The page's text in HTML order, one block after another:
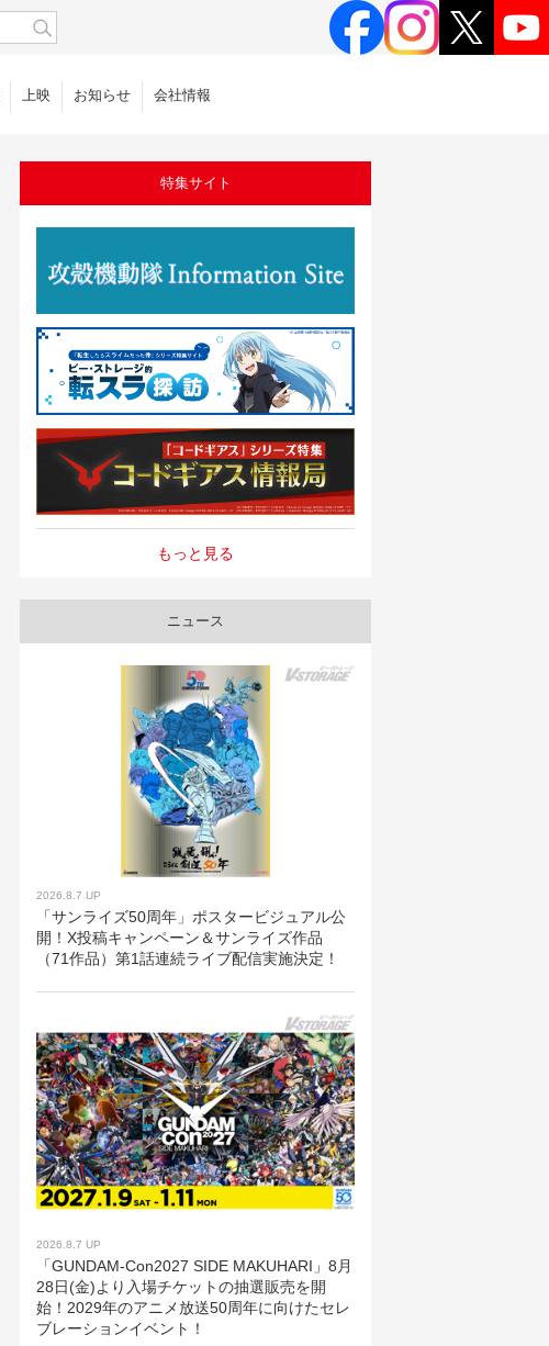
上映 お知らせ 会社情報
特集サイト
もっと見る
ニュース
2026.8.7 UP
「サンライズ50周年」ポスタービジュアル公
開！X投稿キャンペーン＆サンライズ作品
（71作品）第1話連続ライブ配信実施決定！
2026.8.7 UP
「GUNDAM-Con2027 SIDE MAKUHARI」8月
28日(金)より入場チケットの抽選販売を開
始！2029年のアニメ放送50周年に向けたセレ
ブレーションイベント！